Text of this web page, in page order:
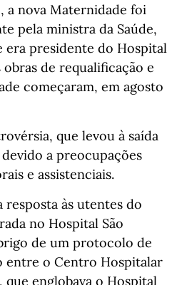
a nova Maternidade foi
pela ministra da Saúde,
era presidente do Hospital
obras de requalificação e
começaram, em agosto
que levou à saída
a preocupações
e assistenciais.
às utentes do
no Hospital São
de um protocolo de
entre o Centro Hospitalar
que englobava o Hospital